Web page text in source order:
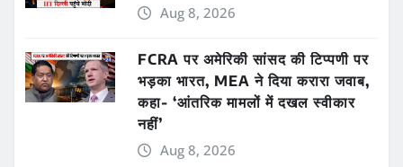
Aug 8, 2026
FCRA पर अमेरिकी सांसद की टिप्पणी पर
भड़का भारत, MEA ने दिया करारा जवाब,
कहा- ‘आंतरिक मामलों में दखल स्वीकार
नहीं’
Aug 8, 2026